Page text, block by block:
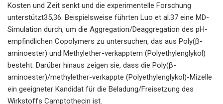
Kosten und Zeit senkt und die experimentelle Forschung
unterstützt35,36. Beispielsweise führten Luo et al.37 eine MD-
Simulation durch, um die Aggregation/Deaggregation des pH-
empfindlichen Copolymers zu untersuchen, das aus Poly(β-
aminoester) und Methylether-verkapptem (Polyethylenglykol)
besteht. Darüber hinaus zeigen sie, dass die Poly(β-
aminoester)/methylether-verkappte (Polyethylenglykol)-Mizelle
ein geeigneter Kandidat für die Beladung/Freisetzung des
Wirkstoffs Camptothecin ist.